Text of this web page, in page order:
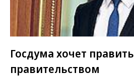
Госдума хочет править
правительством